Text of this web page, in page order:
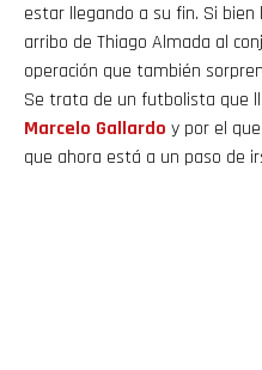
estar llegando a su fin. Si
arribo de Thiago Almada al
operación que también
Se trata de un futbolista que
Marcelo Gallardo y por el
que ahora está a un paso de